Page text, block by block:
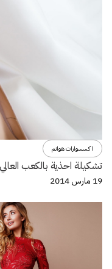
اكسسوارات هوانم
تشكيلة احذية بالكعب
19 مارس 2014